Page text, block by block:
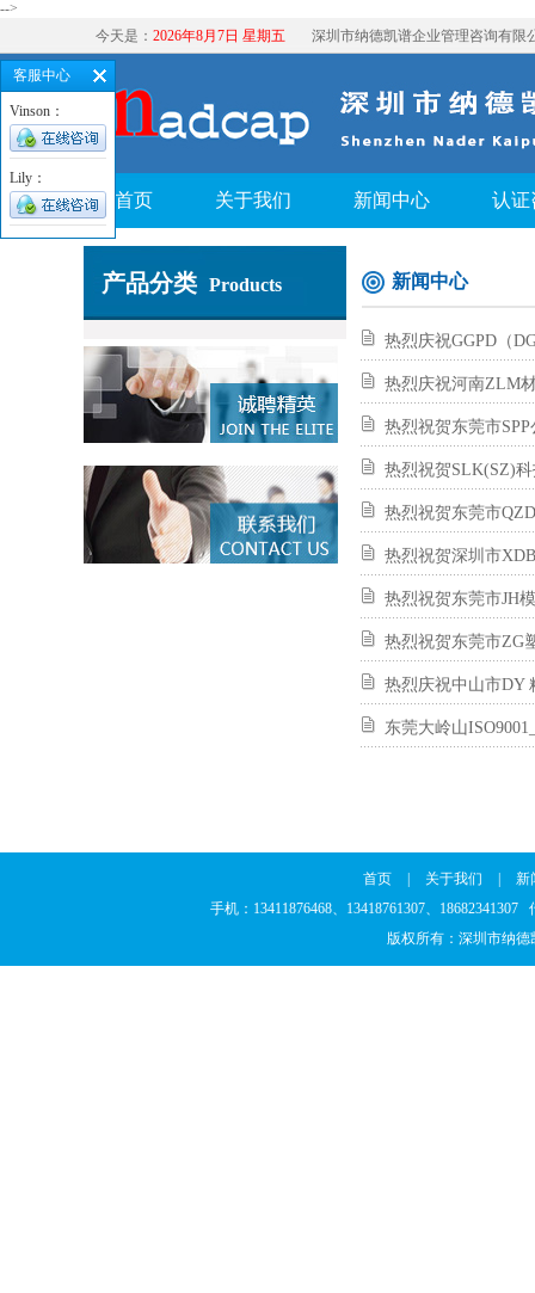
-->
今天是： 2026年8月7日 星期五 深圳市纳德凯谱企业管理咨询有限
首页 关于我们 新闻中心 认证
产品分类 Products 新闻中心
热烈庆祝GGPD（
热烈庆祝河南ZLM
热烈祝贺东莞市
热烈祝贺SLK(SZ)
热烈祝贺东莞市
热烈祝贺深圳市
热烈祝贺东莞市JH
热烈祝贺东莞市ZG
热烈庆祝中山市DY
东莞大岭山
首页 关于我们
新
手机：13411876468、13418761307、
版权所有：深圳市纳
客服中心
Vinson：
Lily：